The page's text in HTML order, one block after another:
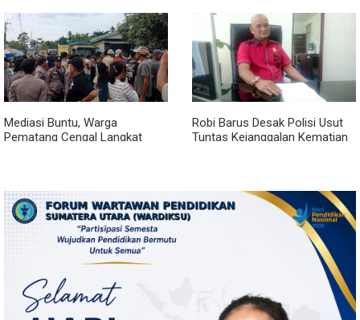
Sentang
Curhat
Mediasi Buntu, Warga
Pematang Cengal Langkat
Robi Barus Desak Polisi Usut
Tuntas Kejanggalan Kematian